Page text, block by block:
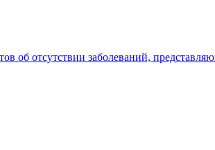
об отсутствии заболеваний,